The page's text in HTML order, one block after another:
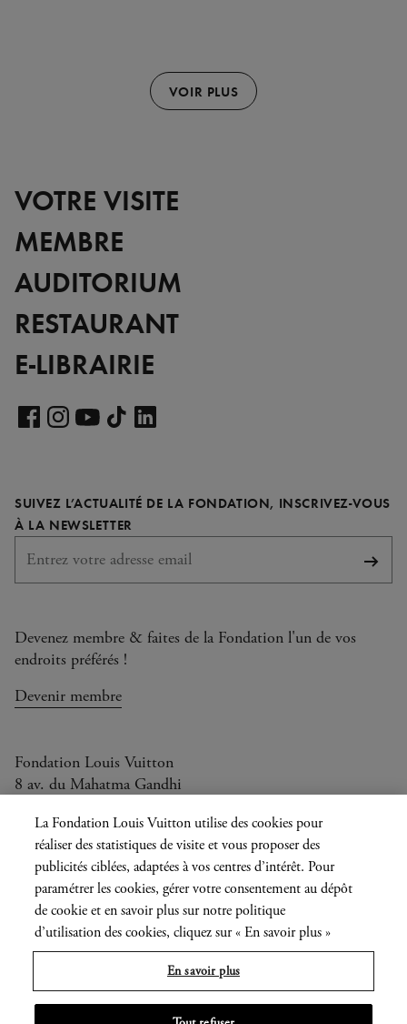
VOIR PLUS
VOTRE VISITE
MEMBRE
AUDITORIUM
RESTAURANT
E-LIBRAIRIE
FacebookInstagram
YouTube
TikTok
SUIVEZ L’ACTUALITÉ DE LA FONDATION, INSCRIVEZ-VOUS
À LA NEWSLETTER
Devenez membre & faites de la Fondation l'un de vos
endroits préférés !
Devenir membre
Fondation Louis Vuitton
8 av. du Mahatma Gandhi
Ouvert aujourd'hui de 11h à 20h
Langue
actuelle
| EN
Presse
Privatisation
La Fondation Louis Vuitton utilise des cookies pour
réaliser des statistiques de visite et vous proposer des
publicités ciblées, adaptées à vos centres d’intérêt. Pour
paramétrer les cookies, gérer votre consentement au dépôt
de cookie et en savoir plus sur notre politique
d’utilisation des cookies, cliquez sur « En savoir plus »
En savoir plus